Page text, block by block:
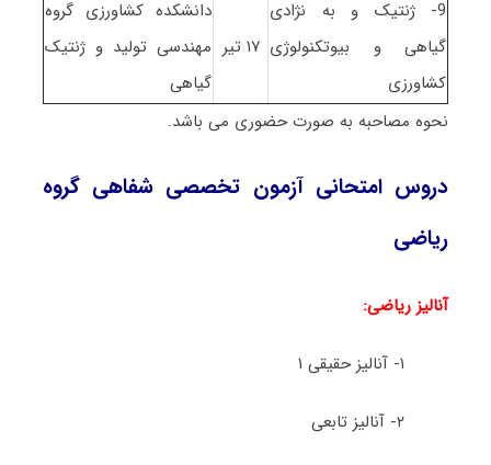
9- ژنتیک و به نژادی
گیاهی و بیوتکنولوژی
کشاورزی
۱۷ تیر
دانشکده کشاورزی گروه
مهندسی تولید و ژنتیک
گیاهی
نحوه مصاحبه به صورت حضوری می باشد.
دروس امتحانی آزمون تخصصی شفاهی گروه
ریاضی
آنالیز ریاضی:
۱- آنالیز حقیقی ۱
۲- آنالیز تابعی